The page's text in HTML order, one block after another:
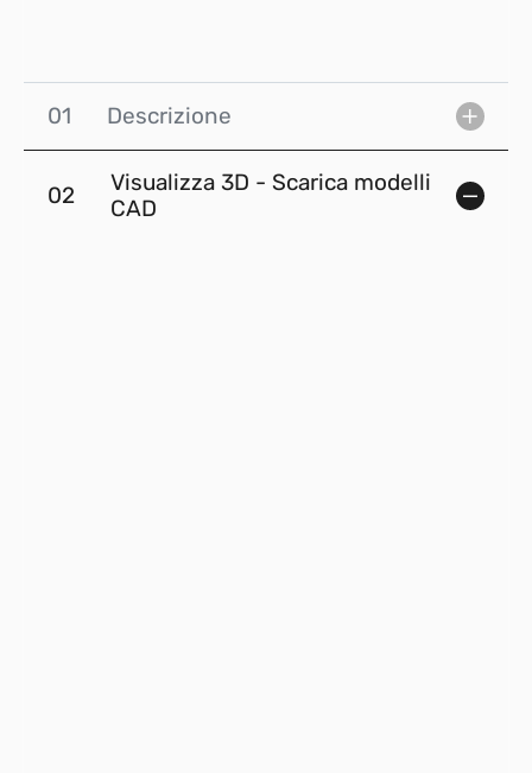
01 Descrizione
02
Visualizza 3D - Scarica modelli
CAD